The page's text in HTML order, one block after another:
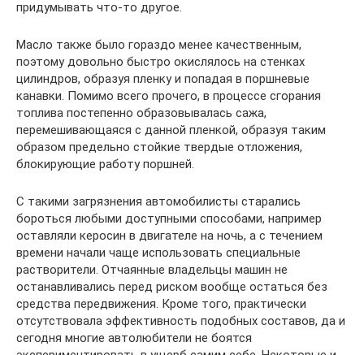
придумывать что-то другое.
Масло также было гораздо менее качественным,
поэтому довольно быстро окислялось на стенках
цилиндров, образуя пленку и попадая в поршневые
канавки. Помимо всего прочего, в процессе сгорания
топлива постепенно образовывалась сажа,
перемешивающаяся с данной пленкой, образуя таким
образом предельно стойкие твердые отложения,
блокирующие работу поршней.
С такими загрязнения автомобилисты старались
бороться любыми доступными способами, например
оставляли керосин в двигателе на ночь, а с течением
времени начали чаще использовать специальные
растворители. Отчаянные владельцы машин не
останавливались перед риском вообще остаться без
средства передвижения. Кроме того, практически
отсутствовала эффективность подобных составов, да и
сегодня многие автолюбители не боятся